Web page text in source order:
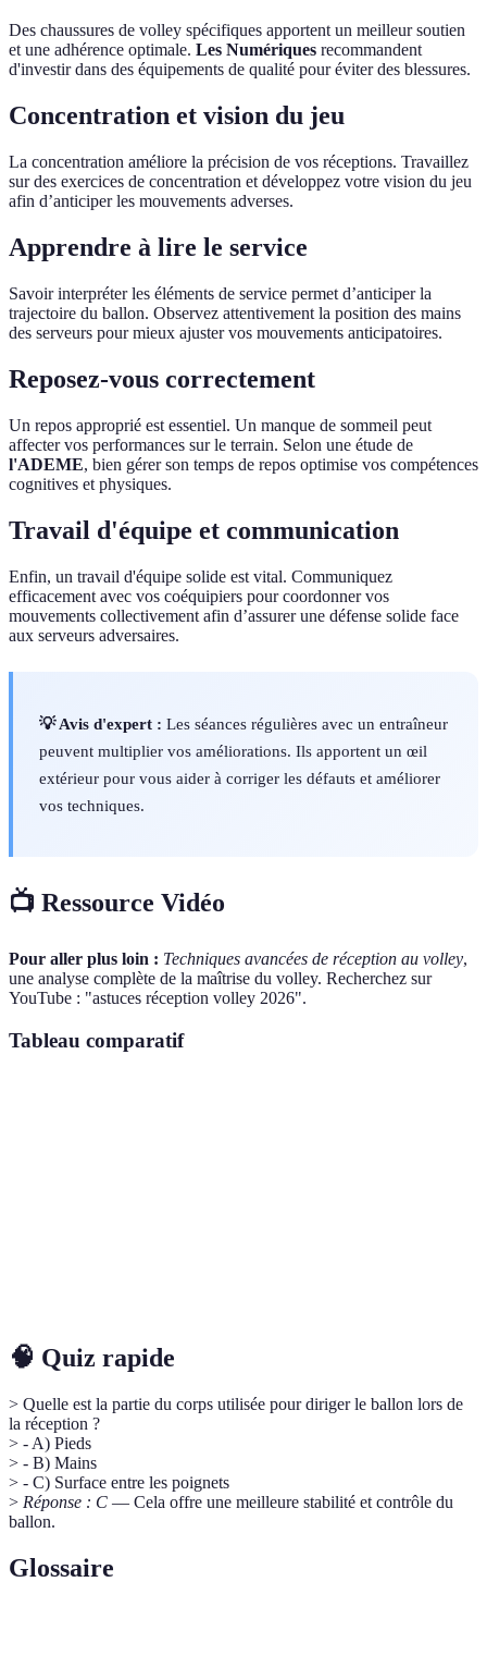
Des chaussures de volley spécifiques apportent un meilleur soutien
et une adhérence optimale. Les Numériques recommandent
d'investir dans des équipements de qualité pour éviter des blessures.
Concentration et vision du jeu
La concentration améliore la précision de vos réceptions. Travaillez
sur des exercices de concentration et développez votre vision du jeu
afin d’anticiper les mouvements adverses.
Apprendre à lire le service
Savoir interpréter les éléments de service permet d’anticiper la
trajectoire du ballon. Observez attentivement la position des mains
des serveurs pour mieux ajuster vos mouvements anticipatoires.
Reposez-vous correctement
Un repos approprié est essentiel. Un manque de sommeil peut
affecter vos performances sur le terrain. Selon une étude de
l'ADEME, bien gérer son temps de repos optimise vos compétences
cognitives et physiques.
Travail d'équipe et communication
Enfin, un travail d'équipe solide est vital. Communiquez
efficacement avec vos coéquipiers pour coordonner vos
mouvements collectivement afin d’assurer une défense solide face
aux serveurs adversaires.
💡 Avis d'expert : Les séances régulières avec un entraîneur
peuvent multiplier vos améliorations. Ils apportent un œil
extérieur pour vous aider à corriger les défauts et améliorer
vos techniques.
📺 Ressource Vidéo
Pour aller plus loin : Techniques avancées de réception au volley,
une analyse complète de la maîtrise du volley. Recherchez sur
YouTube : "astuces réception volley 2026".
Tableau comparatif
🧠 Quiz rapide
> Quelle est la partie du corps utilisée pour diriger le ballon lors de
la réception ?
> - A) Pieds
> - B) Mains
> - C) Surface entre les poignets
> Réponse : C — Cela offre une meilleure stabilité et contrôle du
ballon.
Glossaire